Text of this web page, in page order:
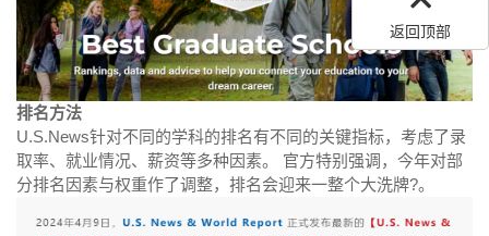
排名方法
U.S.News针对不同的学科的排名有不同的关键指标，考虑了录
取率、就业情况、薪资等多种因素。 官方特别强调，今年对部
分排名因素与权重作了调整，排名会迎来一整个大洗牌?。
返回顶部